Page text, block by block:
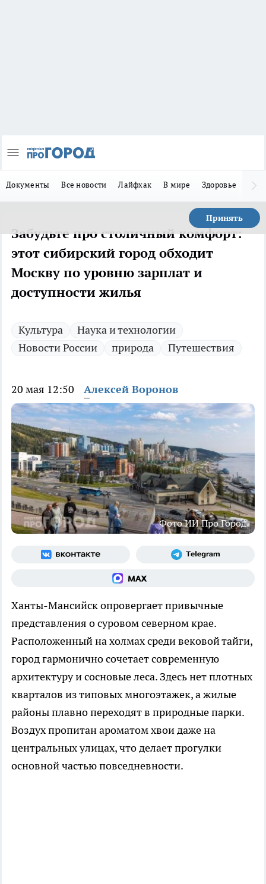
Документы Все новости Лайфхак В мире Здоровье
Принять
Забудьте про столичный комфорт:
этот сибирский город обходит
Москву по уровню зарплат и
доступности жилья
Культура
Наука и технологии
Новости России
природа Путешествия
20 мая 12:50 Алексей Воронов
Фото ИИ Про Город
Ханты-Мансийск опровергает привычные
представления о суровом северном крае.
Расположенный на холмах среди вековой тайги,
город гармонично сочетает современную
архитектуру и сосновые леса. Здесь нет плотных
кварталов из типовых многоэтажек, а жилые
районы плавно переходят в природные парки.
Воздух пропитан ароматом хвои даже на
центральных улицах, что делает прогулки
основной частью повседневности.